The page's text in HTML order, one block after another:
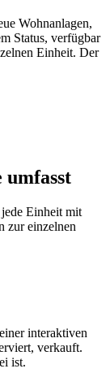
Wohnanlagen,
Status, verfügbar
Einheit. Der
umfasst
Einheit mit
zur einzelnen
interaktiven
verkauft.
ist.